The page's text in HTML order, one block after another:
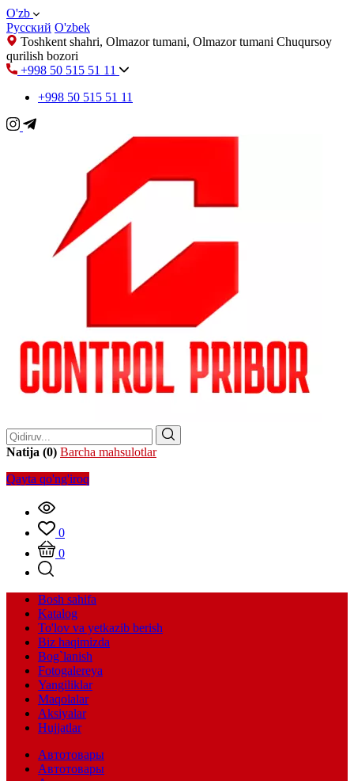
O'zb
Русский O'zbek
Toshkent shahri, Olmazor tumani, Olmazor tumani Chuqursoy
qurilish bozori
+998 50 515 51 11
+998 50 515 51 11
Natija (0) Barcha mahsulotlar
Qayta qo'ng'iroq
0
0
Bosh sahifa
Katalog
To'lov va yetkazib berish
Biz haqimizda
Bog`lanish
Fotogalereya
Yangiliklar
Maqolalar
Aksiyalar
Hujjatlar
Автотовары
Автотовары